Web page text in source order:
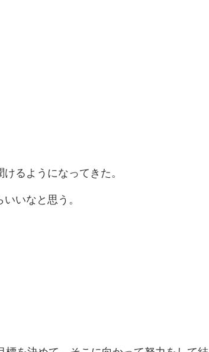
るようになってきた。
いなと思う。